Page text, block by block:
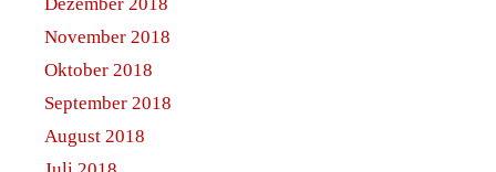
November 2018
Oktober 2018
September 2018
August 2018